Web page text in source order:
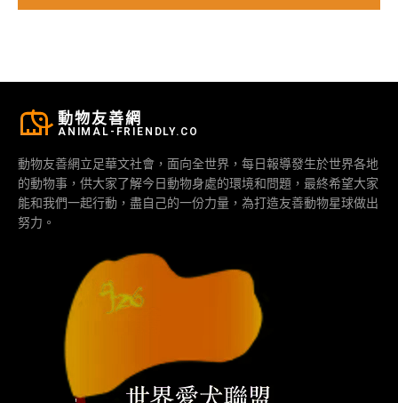
動物友善網
ANIMAL-FRIENDLY.CO
動物友善網立足華文社會，面向全世界，每日報導發生於世界各地
的動物事，供大家了解今日動物身處的環境和問題，最終希望大家
能和我們一起行動，盡自己的一份力量，為打造友善動物星球做出
努力。